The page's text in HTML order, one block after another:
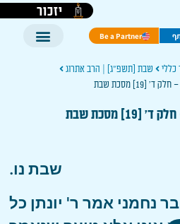
יזכור
Be a Partner
כללי
שבת [תשפ"ג] | הרב אתרוג
[19] מסכת שבת
מסכת שבת
שבת נו.
נחמני אמר ר' יונתן כל